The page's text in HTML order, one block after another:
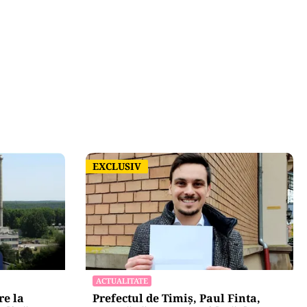
la
EXCLUSIV
EXCLUSIV
ACTUALITATE
Prefectul de Timiș, Paul Finta,